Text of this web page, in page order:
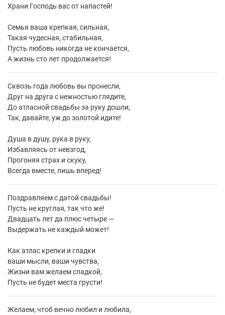
Храни Господь вас от напастей!
Семья ваша крепкая, сильная,
Такая чудесная, стабильная,
Пусть любовь никогда не кончается,
А жизнь сто лет продолжается!
Сквозь года любовь вы пронесли,
Друг на друга с нежностью глядите,
До атласной свадьбы за руку дошли,
Так, давайте, уж до золотой идите!
Душа в душу, рука в руку,
Избавляясь от невзгод,
Прогоняя страх и скуку,
Всегда вместе, лишь вперед!
Поздравляем с датой свадьбы!
Пусть не круглая, так что же!
Двадцать лет да плюс четыре —
Выдержать не каждый может!
Как атлас крепки и гладки
ваши мысли, ваши чувства,
Жизни вам желаем сладкой,
Пусть не будет места грусти!
Желаем, чтоб вечно любил и любила,